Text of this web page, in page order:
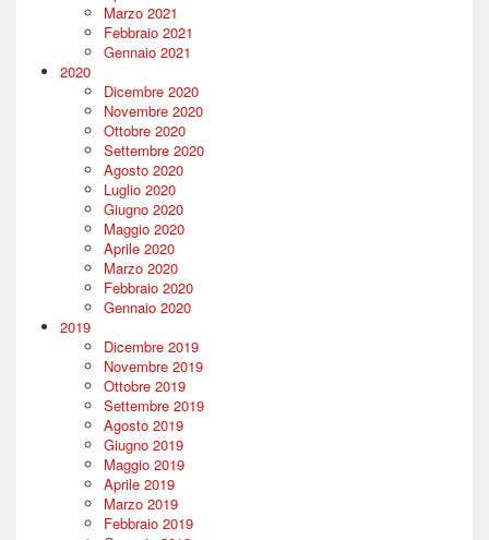
Marzo 2021
Febbraio 2021
Gennaio 2021
2020
Dicembre 2020
Novembre 2020
Ottobre 2020
Settembre 2020
Agosto 2020
Luglio 2020
Giugno 2020
Maggio 2020
Aprile 2020
Marzo 2020
Febbraio 2020
Gennaio 2020
2019
Dicembre 2019
Novembre 2019
Ottobre 2019
Settembre 2019
Agosto 2019
Giugno 2019
Maggio 2019
Aprile 2019
Marzo 2019
Febbraio 2019